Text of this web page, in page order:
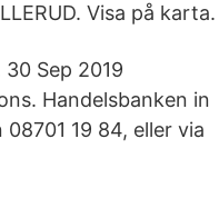
Visa på karta.
Sep 2019
Handelsbanken in
19 84, eller via